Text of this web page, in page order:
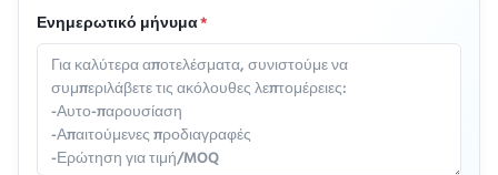
Ενημερωτικό μήνυμα*